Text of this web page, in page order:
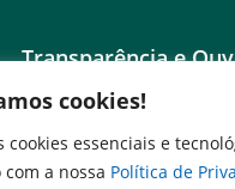
cookies!
cookies essenciais e
a nossa Política de
Transparência e
LGPD
Goiás
Dados Abertos